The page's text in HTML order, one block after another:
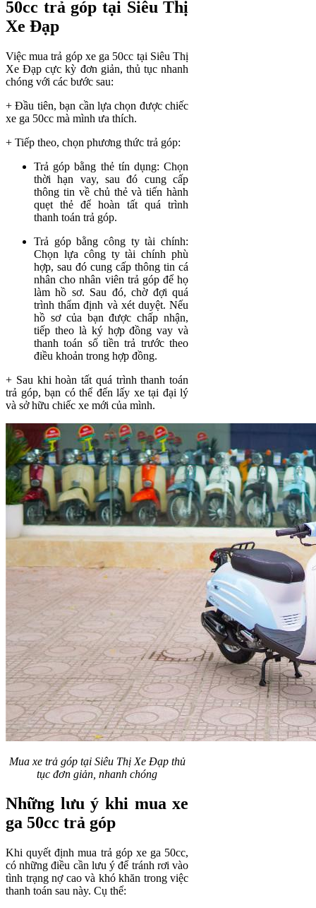
50cc trả góp tại Siêu Thị
Xe Đạp
Việc mua trả góp xe ga 50cc tại Siêu Thị
Xe Đạp cực kỳ đơn giản, thủ tục nhanh
chóng với các bước sau:
+ Đầu tiên, bạn cần lựa chọn được chiếc
xe ga 50cc mà mình ưa thích.
+ Tiếp theo, chọn phương thức trả góp:
Trả góp bằng thẻ tín dụng: Chọn
thời hạn vay, sau đó cung cấp
thông tin về chủ thẻ và tiến hành
quẹt thẻ để hoàn tất quá trình
thanh toán trả góp.
Trả góp bằng công ty tài chính:
Chọn lựa công ty tài chính phù
hợp, sau đó cung cấp thông tin cá
nhân cho nhân viên trả góp để họ
làm hồ sơ. Sau đó, chờ đợi quá
trình thẩm định và xét duyệt. Nếu
hồ sơ của bạn được chấp nhận,
tiếp theo là ký hợp đồng vay và
thanh toán số tiền trả trước theo
điều khoản trong hợp đồng.
+ Sau khi hoàn tất quá trình thanh toán
trả góp, bạn có thể đến lấy xe tại đại lý
và sở hữu chiếc xe mới của mình.
Mua xe trả góp tại Siêu Thị Xe Đạp thủ
tục đơn giản, nhanh chóng
Những lưu ý khi mua xe
ga 50cc trả góp
Khi quyết định mua trả góp xe ga 50cc,
có những điều cần lưu ý để tránh rơi vào
tình trạng nợ cao và khó khăn trong việc
thanh toán sau này. Cụ thể: